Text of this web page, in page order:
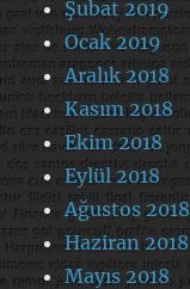
Şubat 2019
Ocak 2019
Aralık 2018
Kasım 2018
Ekim 2018
Eylül 2018
Ağustos 2018
Haziran 2018
Mayıs 2018